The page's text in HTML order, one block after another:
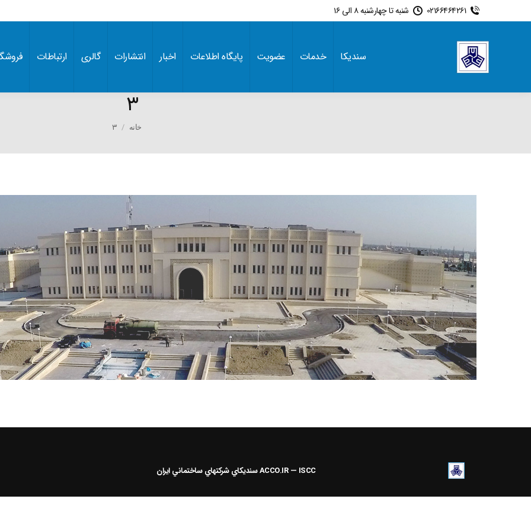
02166464261 شنبه تا چهارشنبه 8 الی 16
سندیکا خدمات عضویت پایگاه اطلاعات اخبار انتشارات گالری ارتباطات
۳
You are here:
خانه ۳
ACCO.IR — ISCC سنديکاي شرکتهاي ساختماني ايران